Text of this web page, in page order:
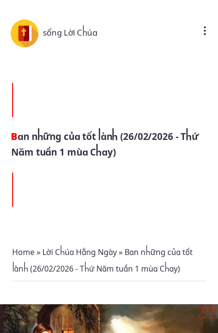
sống Lời Chúa
Ban những của tốt lành (26/02/2026 - Thứ
Năm tuần 1 mùa Chay)
Home» Lời Chúa Hằng Ngày» Ban những của tốt
lành (26/02/2026 - Thứ Năm tuần 1 mùa Chay)